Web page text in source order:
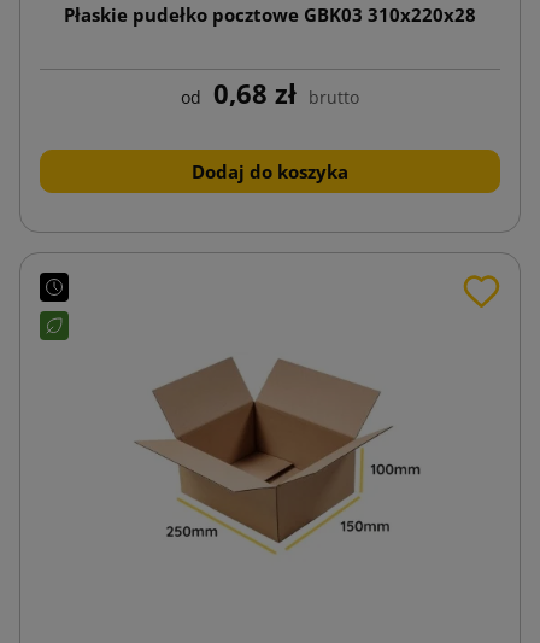
Płaskie pudełko pocztowe GBK03 310x220x28
od 0,68 zł brutto
Dodaj do koszyka